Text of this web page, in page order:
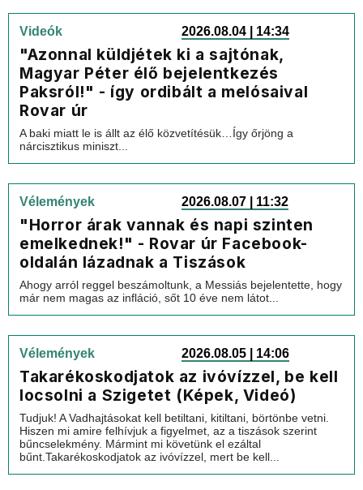
Videók 2026.08.04 | 14:34
"Azonnal küldjétek ki a sajtónak,
Magyar Péter élő bejelentkezés
Paksról!" - így ordibált a melósaival
Rovar úr
A baki miatt le is állt az élő közvetítésük…Így őrjöng a
nárcisztikus miniszt...
Vélemények 2026.08.07 | 11:32
"Horror árak vannak és napi szinten
emelkednek!" - Rovar úr Facebook-
oldalán lázadnak a Tiszások
Ahogy arról reggel beszámoltunk, a Messiás bejelentette, hogy
már nem magas az infláció, sőt 10 éve nem látot...
Vélemények 2026.08.05 | 14:06
Takarékoskodjatok az ivóvízzel, be kell
locsolni a Szigetet (Képek, Videó)
Tudjuk! A Vadhajtásokat kell betiltani, kitiltani, börtönbe vetni.
Hiszen mi amire felhívjuk a figyelmet, az a tiszások szerint
bűncselekmény. Mármint mi követünk el ezáltal
bűnt.Takarékoskodjatok az ivóvízzel, mert be kell...